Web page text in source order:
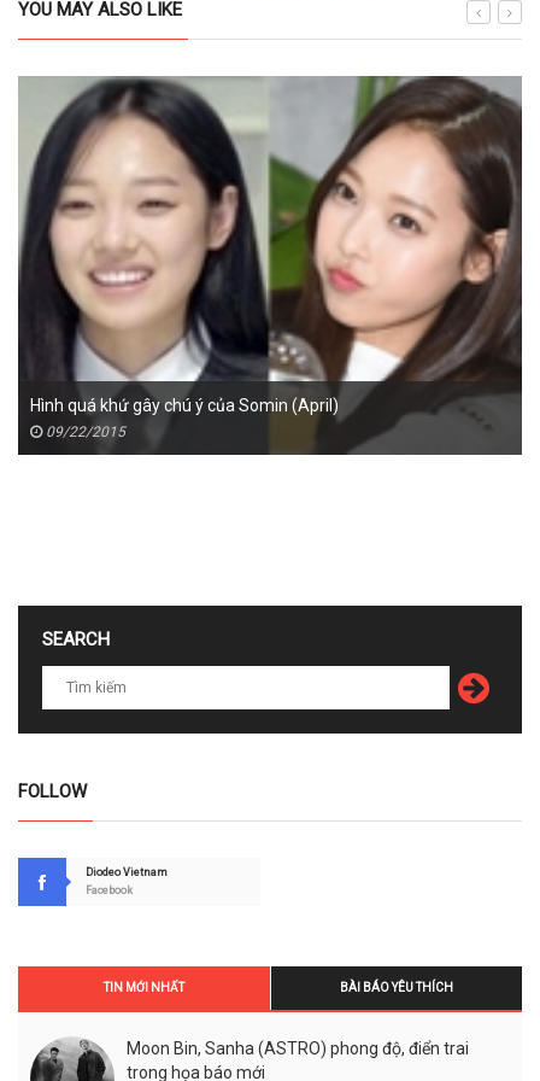
YOU MAY ALSO LIKE
Hình quá khứ gây chú ý của Somin (April)
09/22/2015
SEARCH
FOLLOW
Diodeo Vietnam
Facebook
TIN MỚI NHẤT BÀI BÁO YÊU THÍCH
Moon Bin, Sanha (ASTRO) phong độ, điển trai
trong họa báo mới